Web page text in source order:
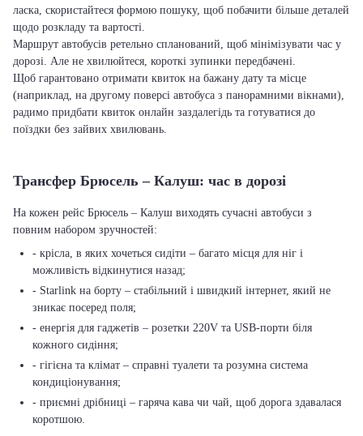
ласка, скористайтеся формою пошуку, щоб побачити більше деталей
щодо розкладу та вартості.
Маршрут автобусів ретельно спланований, щоб мінімізувати час у
дорозі. Але не хвилюйтеся, короткі зупинки передбачені.
Щоб гарантовано отримати квиток на бажану дату та місце
(наприклад, на другому поверсі автобуса з панорамними вікнами),
радимо придбати квиток онлайн заздалегідь та готуватися до
поїздки без зайвих хвилювань.
Трансфер Брюсель – Калуш: час в дорозі
На кожен рейс Брюсель – Калуш виходять сучасні автобуси з
повним набором зручностей:
- крісла, в яких хочеться сидіти – багато місця для ніг і
можливість відкинутися назад;
- Starlink на борту – стабільний і швидкий інтернет, який не
зникає посеред поля;
- енергія для гаджетів – розетки 220V та USB-порти біля
кожного сидіння;
- гігієна та клімат – справні туалети та розумна система
кондиціонування;
- приємні дрібниці – гаряча кава чи чай, щоб дорога здавалася
коротшою.